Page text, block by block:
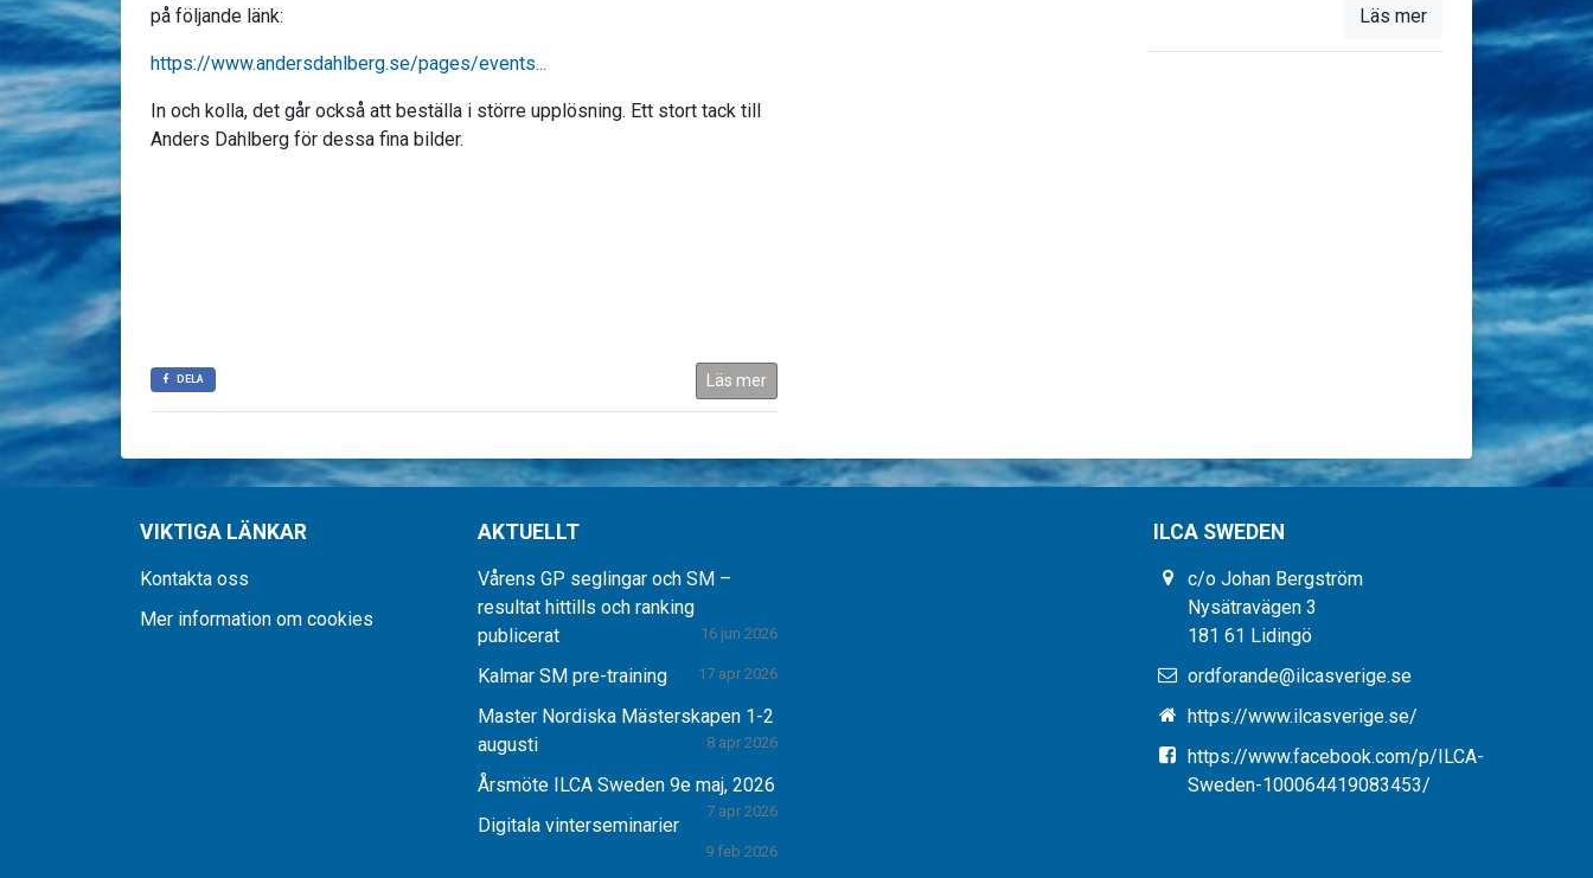
på följande länk:
https://www.andersdahlberg.se/pages/events...
In och kolla, det går också att beställa i större upplösning. Ett stort tack till
Anders Dahlberg för dessa fina bilder.
DELA Läs mer
Läs mer
VIKTIGA LÄNKAR
Kontakta oss
Mer information om cookies
AKTUELLT
Vårens GP seglingar och SM –
resultat hittills och ranking
publicerat
16 jun 2026
Kalmar SM pre-training 17 apr 2026
Master Nordiska Mästerskapen 1-2
augusti
8 apr 2026
Årsmöte ILCA Sweden 9e maj, 2026
7 apr 2026
Digitala vinterseminarier
9 feb 2026
ILCA SWEDEN
c/o Johan Bergström
Nysätravägen 3
181 61 Lidingö
ordforande@ilcasverige.se
https://www.ilcasverige.se/
https://www.facebook.com/p/ILCA-
Sweden-100064419083453/